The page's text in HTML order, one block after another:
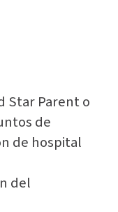
Star Parent o
de
de hospital
del